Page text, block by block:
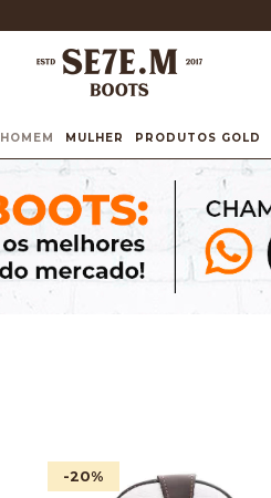
HOMEM MULHER PRODUTOS GOLD
-20%